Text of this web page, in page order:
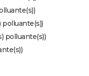
polluante(s))